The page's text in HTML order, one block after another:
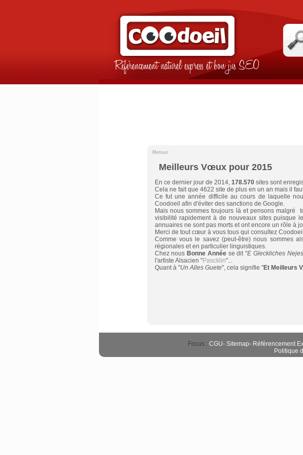
Référencement naturel express et bon jus SEO
Meilleurs Vœux pour 2015
Retour
En ce dernier jour de 2014, 178.570sites sont
Cela ne fait que 4622 site de plus en un an mais il
Ce fut une année difficile au cours de laquelle
Coodoeil afin d'éviter des sanctions de Google.
Mais nous sommes toujours là et pensons malgré
visibilité rapidement à de nouveaux sites puisque
annuaires ne sont pas morts et ont encore un rôle à
Merci de tout cœur à vous tous qui consultez
Comme vous le savez (peut-être) nous sommes
régionales et en particulier linguistiques.
Chez nous Bonne Annéese dit "E Gleckliches
l'artiste Alsacien "Pascklin"...
Quant à "Un Alles Guete", cela signifie "Et Meilleurs
Focus : CGU- Sitemap- Référencement
Politique